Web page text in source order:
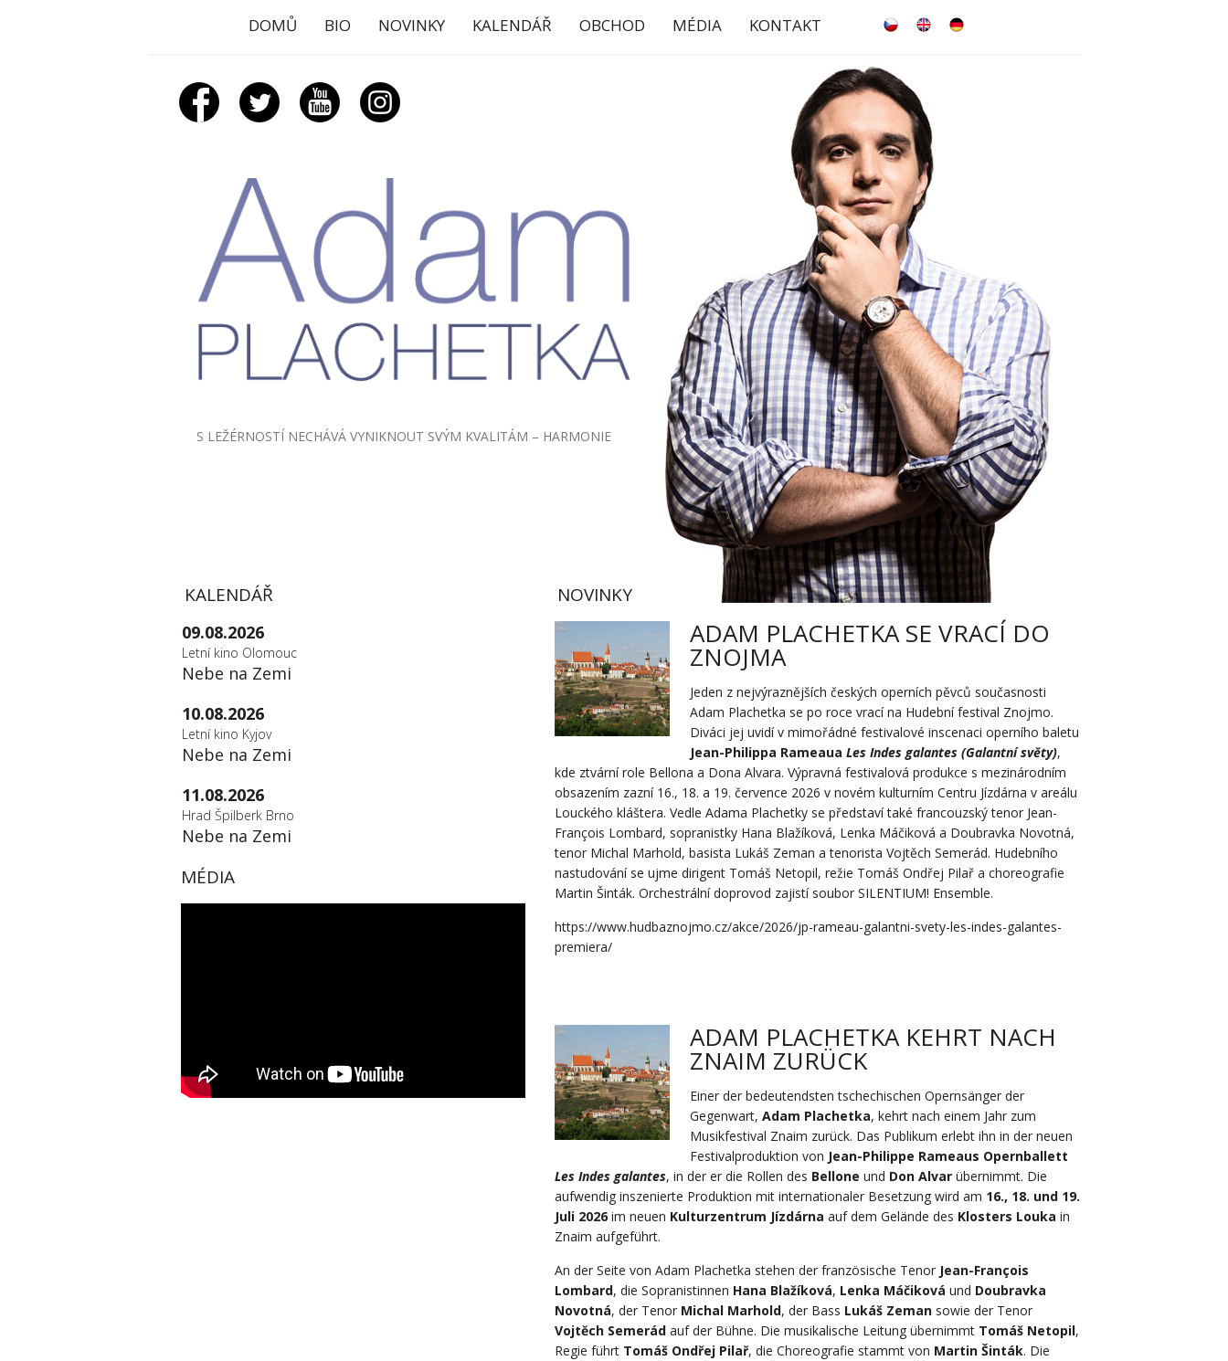
DOMŮ BIO NOVINKY KALENDÁŘ OBCHOD MÉDIA KONTAKT česky english
S LEŽÉRNOSTÍ NECHÁVÁ VYNIKNOUT SVÝM KVALITÁM – HARMONIE
KALENDÁŘ
09.08.2026
Letní kino Olomouc
Nebe na Zemi
10.08.2026
Letní kino Kyjov
Nebe na Zemi
11.08.2026
Hrad Špilberk Brno
Nebe na Zemi
MÉDIA
NOVINKY
ADAM PLACHETKA SE VRACÍ DO
ZNOJMA
Jeden z nejvýraznějších českých operních pěvců současnosti
Adam Plachetka se po roce vrací na Hudební festival Znojmo.
Diváci jej uvidí v mimořádné festivalové inscenaci operního baletu
Jean-Philippa RameauaLes Indes galantes (Galantní světy),
kde ztvární role Bellona a Dona Alvara. Výpravná festivalová produkce s mezinárodním
obsazením zazní 16., 18. a 19. července 2026 v novém kulturním Centru Jízdárna v areálu
Louckého kláštera. Vedle Adama Plachetky se představí také francouzský tenor Jean-
François Lombard, sopranistky Hana Blažíková, Lenka Máčiková a Doubravka Novotná,
tenor Michal Marhold, basista Lukáš Zeman a tenorista Vojtěch Semerád. Hudebního
nastudování se ujme dirigent Tomáš Netopil, režie Tomáš Ondřej Pilař a choreografie
Martin Šinták. Orchestrální doprovod zajistí soubor SILENTIUM! Ensemble.
https://www.hudbaznojmo.cz/akce/2026/jp-rameau-galantni-svety-les-indes-galantes-
premiera/
ADAM PLACHETKA KEHRT NACH
ZNAIM ZURÜCK
Einer der bedeutendsten tschechischen Opernsänger der
Gegenwart,Adam Plachetka, kehrt nach einem Jahr zum
Musikfestival Znaim zurück. Das Publikum erlebt ihn in der neuen
Festivalproduktion von Jean-Philippe Rameaus Opernballett
Les Indes galantes, in der er die Rollen des Bellone und Don Alvar übernimmt. Die
aufwendig inszenierte Produktion mit internationaler Besetzung wird am 16., 18. und 19.
Juli 2026 im neuen Kulturzentrum Jízdárna auf dem Gelände des Klosters Louka in
Znaim aufgeführt.
An der Seite von Adam Plachetka stehen der französische Tenor Jean-François
Lombard, die Sopranistinnen Hana Blažíková, Lenka Máčiková und Doubravka
Novotná, der Tenor Michal Marhold, der Bass Lukáš Zeman sowie der Tenor
Vojtěch Semerád auf der Bühne. Die musikalische Leitung übernimmt Tomáš Netopil,
Regie führt Tomáš Ondřej Pilař, die Choreografie stammt von Martin Šinták. Die